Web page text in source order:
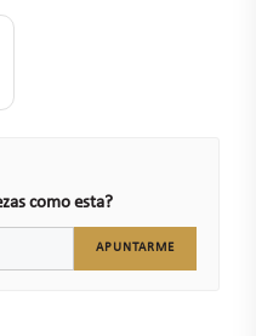
como esta?
APUNTARME